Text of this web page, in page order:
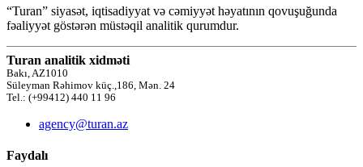
“Turan” siyasət, iqtisadiyyat və cəmiyyət həyatının qovuşuğunda
fəaliyyət göstərən müstəqil analitik qurumdur.
Turan analitik xidməti
Bakı, AZ1010
Süleyman Rəhimov küç.,186, Mən. 24
Tel.: (+99412) 440 11 96
agency@turan.az
Faydalı